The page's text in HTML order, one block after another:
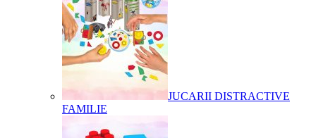
JUCARII DISTRACTIVE
FAMILIE